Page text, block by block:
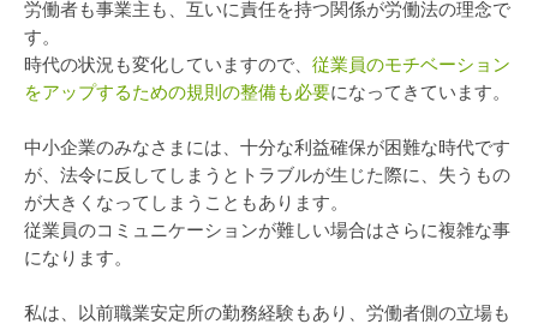
労働者も事業主も、互いに責任を持つ関係が労働法の理念で
す。
時代の状況も変化していますので、 従業員のモチベーション
をアップするための規則の整備も必要になってきています。
中小企業のみなさまには、十分な利益確保が困難な時代です
が、法令に反してしまうとトラブルが生じた際に、失うもの
が大きくなってしまうこともあります。
従業員のコミュニケーションが難しい場合はさらに複雑な事
になります。
私は、以前職業安定所の勤務経験もあり、労働者側の立場も